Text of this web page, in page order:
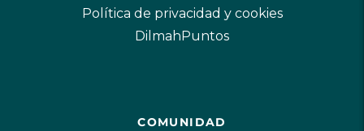
Política de privacidad y cookies
DilmahPuntos
COMUNIDAD